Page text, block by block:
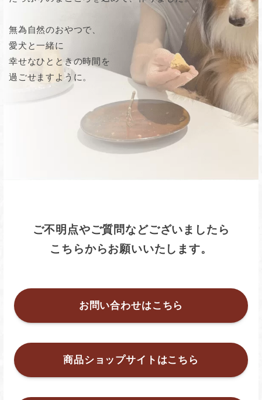
無為自然のおやつで、
愛犬と一緒に
幸せなひとときの時間を
過ごせますように。
ご不明点やご質問などございましたら
こちらからお願いいたします。
お問い合わせはこちら
商品ショップサイトはこちら